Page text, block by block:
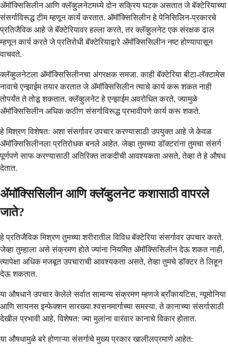
ॲमॉक्सिसिलीन आणि क्लॅव्हुलनेटमध्ये दोन सक्रिय घटक असतात जे बॅक्टेरियाच्या
संसर्गाविरूद्ध टीम म्हणून कार्य करतात. ॲमॉक्सिसिलीन हे पेनिसिलिन-प्रकारचे
प्रतिजैविक आहे जे बॅक्टेरियावर हल्ला करते, तर क्लॅव्हुलनेट एक संरक्षक ढाल
म्हणून कार्य करते जे प्रतिरोधी बॅक्टेरियाद्वारे ॲमॉक्सिसिलीन नष्ट होण्यापासून
वाचवते.
क्लॅव्हुलनेटला ॲमॉक्सिसिलीनचा अंगरक्षक समजा. काही बॅक्टेरिया बीटा-लॅक्टामेस
नावाचे एन्झाईम तयार करतात जे ॲमॉक्सिसिलीन त्याचे कार्य करू शकत नाही
तोपर्यंत ते तोडू शकतात. क्लॅव्हुलनेट हे एन्झाईम अवरोधित करते, ज्यामुळे
ॲमॉक्सिसिलीन अधिक कठीण संसर्गाविरूद्ध प्रभावीपणे कार्य करू शकते.
हे मिश्रण विशेषतः अशा संसर्गावर उपचार करण्यासाठी उपयुक्त आहे जे केवळ
ॲमॉक्सिसिलीनला प्रतिरोधक बनले आहेत. जेव्हा तुमच्या डॉक्टरांना तुमचा संसर्ग
पूर्णपणे साफ करण्यासाठी अतिरिक्त ताकदीची आवश्यकता असते, तेव्हा ते हे औषध
देतात.
ॲमॉक्सिसिलीन आणि क्लॅव्हुलनेट कशासाठी वापरले
जाते?
हे प्रतिजैविक मिश्रण तुमच्या शरीरातील विविध बॅक्टेरिया संसर्गावर उपचार करते.
जेव्हा तुम्हाला असे संक्रमण होते ज्यांना नियमित ॲमॉक्सिसिलीन देऊ शकत नाही,
त्यापेक्षा अधिक मजबूत उपचाराची आवश्यकता असते, तेव्हा तुमचे डॉक्टर ते लिहून
देऊ शकतात.
या औषधाने उपचार केलेले सर्वात सामान्य संक्रमण म्हणजे ब्राँकायटिस, न्यूमोनिया
आणि सायनस इन्फेक्शन सारख्या श्वसनमार्गाच्या समस्या. ते कानाच्या संसर्गासाठी
देखील प्रभावी आहे, विशेषत: ज्या मुलांना वारंवार कानाचे विकार होतात.
या औषधामुळे बरे होणाऱ्या संसर्गाचे मुख्य प्रकार खालीलप्रमाणे आहेत: